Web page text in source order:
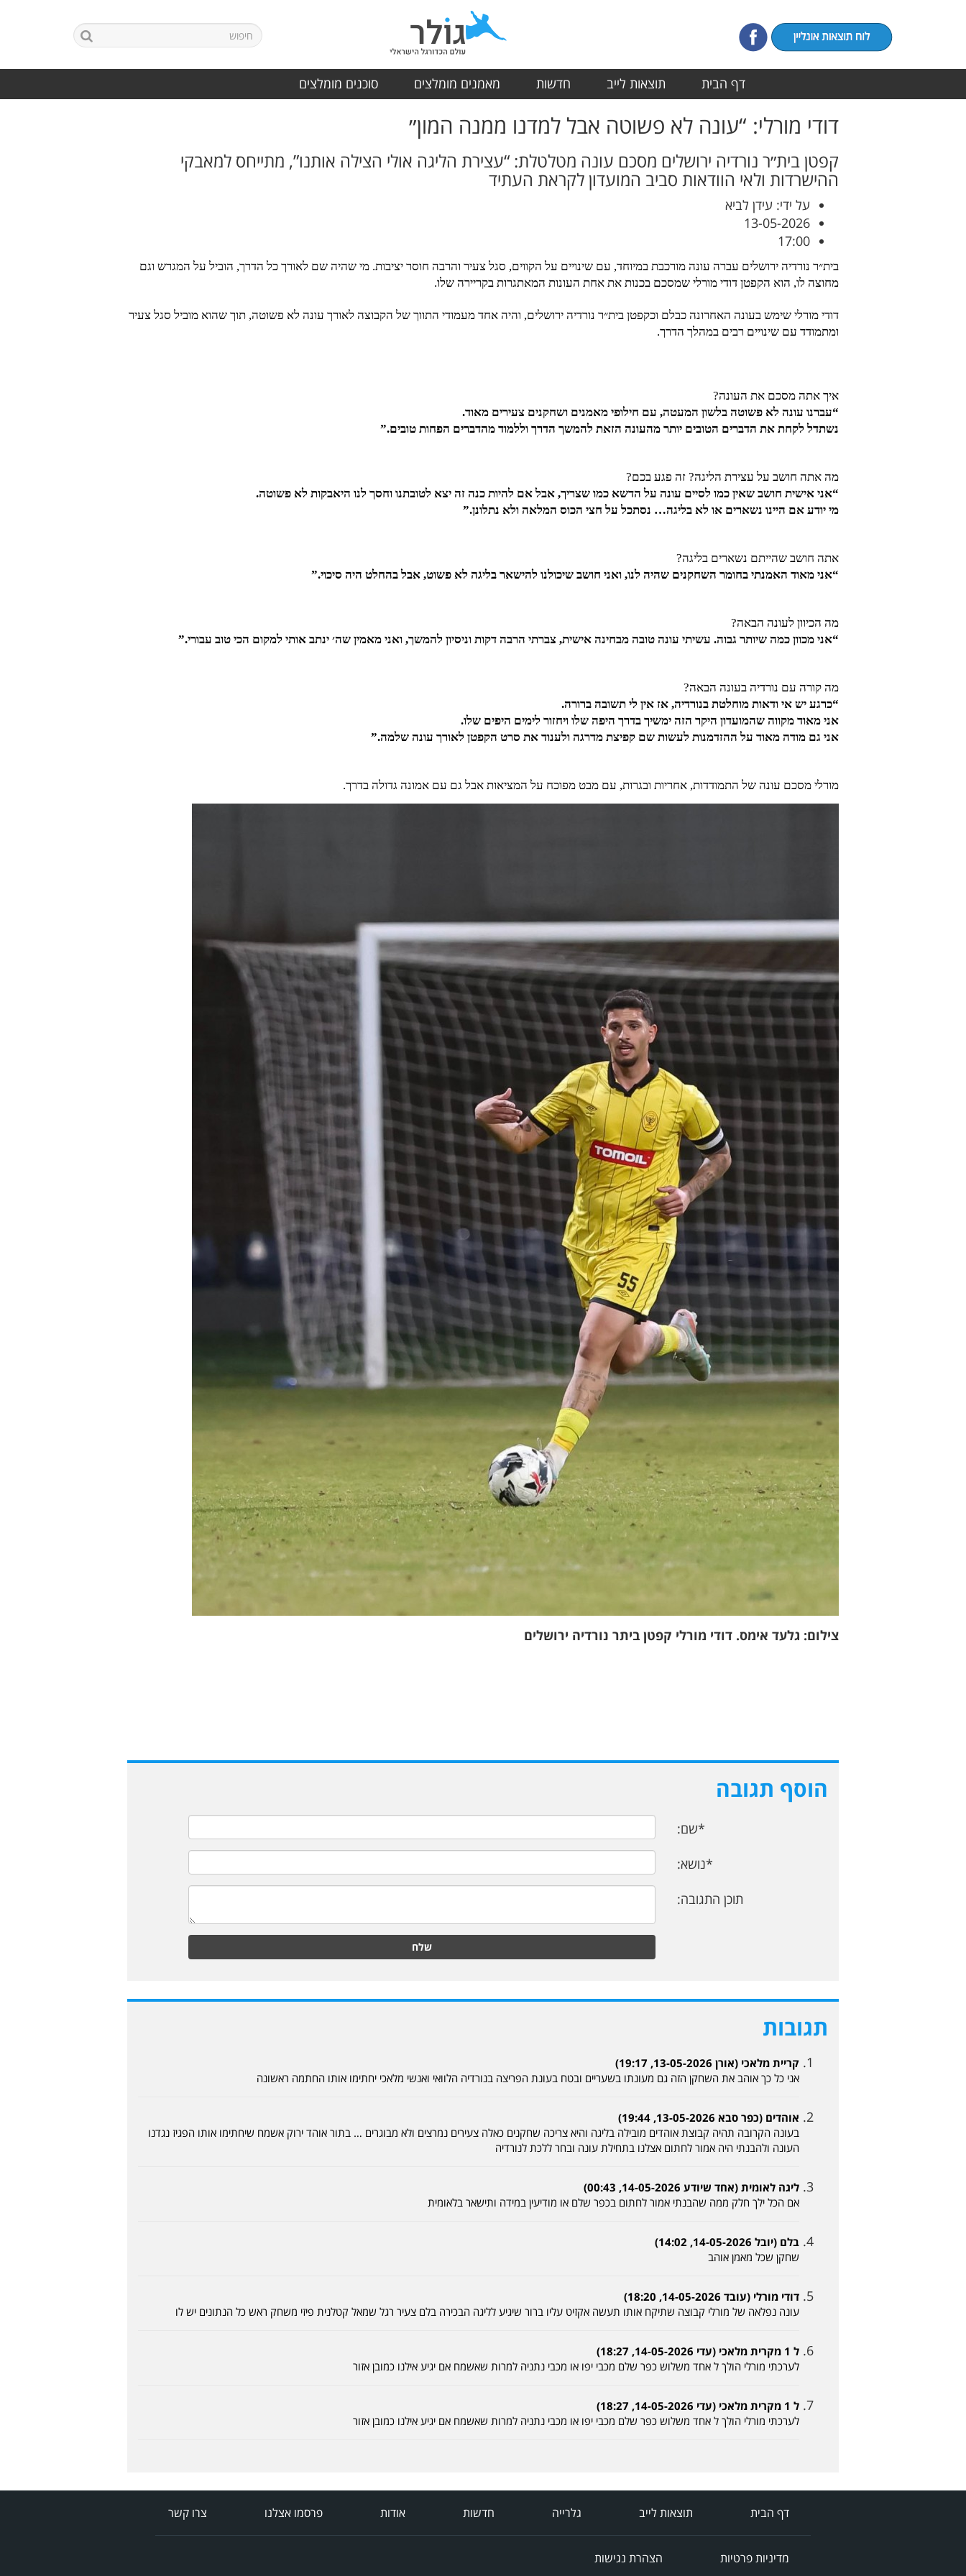
דף הבית תוצאות לייב חדשות מאמנים מומלצים סוכנים מומלצים
דודי מורלי: “עונה לא פשוטה אבל למדנו ממנה המון״
קפטן בית״ר נורדיה ירושלים מסכם עונה מטלטלת: “עצירת הליגה אולי הצילה אותנו”, מתייחס למאבקי
ההישרדות ולאי הוודאות סביב המועדון לקראת העתיד
על ידי: עידן לביא
13-05-2026
17:00
בית״ר נורדיה ירושלים עברה עונה מורכבת במיוחד, עם שינויים על הקווים, סגל צעיר והרבה חוסר יציבות. מי שהיה שם לאורך כל הדרך, הוביל על המגרש וגם
מחוצה לו, הוא הקפטן דודי מורלי שמסכם בכנות את אחת העונות המאתגרות בקריירה שלו.
דודי מורלי שימש בעונה האחרונה כבלם וכקפטן בית״ר נורדיה ירושלים, והיה אחד מעמודי התווך של הקבוצה לאורך עונה לא פשוטה, תוך שהוא מוביל סגל צעיר
ומתמודד עם שינויים רבים במהלך הדרך.
איך אתה מסכם את העונה?
“עברנו עונה לא פשוטה בלשון המעטה, עם חילופי מאמנים ושחקנים צעירים מאוד.
נשתדל לקחת את הדברים הטובים יותר מהעונה הזאת להמשך הדרך וללמוד מהדברים הפחות טובים.”
מה אתה חושב על עצירת הליגה? זה פגע בכם?
“אני אישית חושב שאין כמו לסיים עונה על הדשא כמו שצריך, אבל אם להיות כנה זה יצא לטובתנו וחסך לנו היאבקות לא פשוטה.
מי יודע אם היינו נשארים או לא בליגה… נסתכל על חצי הכוס המלאה ולא נתלונן.”
אתה חושב שהייתם נשארים בליגה?
“אני מאוד האמנתי בחומר השחקנים שהיה לנו, ואני חושב שיכולנו להישאר בליגה לא פשוט, אבל בהחלט היה סיכוי.”
מה הכיוון לעונה הבאה?
“אני מכוון כמה שיותר גבוה. עשיתי עונה טובה מבחינה אישית, צברתי הרבה דקות וניסיון להמשך, ואני מאמין שה׳ ינתב אותי למקום הכי טוב עבורי.”
מה קורה עם נורדיה בעונה הבאה?
“כרגע יש אי ודאות מוחלטת בנורדיה, אז אין לי תשובה ברורה.
אני מאוד מקווה שהמועדון היקר הזה ימשיך בדרך היפה שלו ויחזור לימים היפים שלו.
אני גם מודה מאוד על ההזדמנות לעשות שם קפיצת מדרגה ולענוד את סרט הקפטן לאורך עונה שלמה.”
מורלי מסכם עונה של התמודדות, אחריות ובגרות, עם מבט מפוכח על המציאות אבל גם עם אמונה גדולה בדרך.
צילום: גלעד אימס. דודי מורלי קפטן ביתר נורדיה ירושלים
הוסף תגובה
*שם:
*נושא:
תוכן התגובה:
שלח
תגובות
קריית מלאכי (אורן 13-05-2026, 19:17)
אני כל כך אוהב את השחקן הזה גם מעונתו בשעריים ובטח בעונת הפריצה בנורדיה הלוואי ואנשי מלאכי יחתימו אותו החתמה ראשונה
אוהדים (כפר סבא 13-05-2026, 19:44)
בעונה הקרובה תהיה קבוצת אוהדים מובילה בליגה והיא צריכה שחקנים כאלה צעירים נמרצים ולא מבוגרים … בתור אוהד ירוק אשמח שיחתימו אותו הפגיז נגדנו
העונה ולהבנתי היה אמור לחתום אצלנו בתחילת עונה ובחר ללכת לנורדיה
ליגה לאומית (אחד שיודע 14-05-2026, 00:43)
אם הכל ילך חלק ממה שהבנתי אמור לחתום בכפר שלם או מודיעין במידה ותישאר בלאומית
בלם (יובל 14-05-2026, 14:02)
שחקן שכל מאמן אוהב
דודי מורלי (עובד 14-05-2026, 18:20)
עונה נפלאה של מורלי קבוצה שתיקח אותו תעשה אקזיט עליו ברור שיגיע לליגה הבכירה בלם צעיר רגל שמאל קטלנית פיזי משחק ראש כל הנתונים יש לו
ל 1 מקרית מלאכי (עדי 14-05-2026, 18:27)
לערכתי מורלי הולך ל אחד משלוש כפר שלם מכבי יפו או מכבי נתניה למרות שאשמח אם יגיע אילנו כמובן אזור
ל 1 מקרית מלאכי (עדי 14-05-2026, 18:27)
לערכתי מורלי הולך ל אחד משלוש כפר שלם מכבי יפו או מכבי נתניה למרות שאשמח אם יגיע אילנו כמובן אזור
דף הבית תוצאות לייב גלרייה חדשות אודות פרסמו אצלנו צרו קשר
מדיניות פרטיות הצהרת נגישות